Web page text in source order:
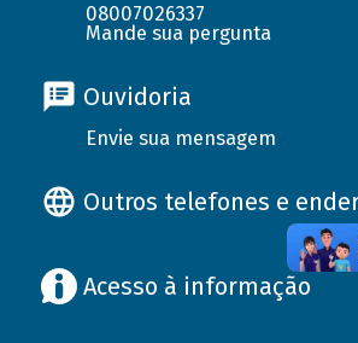
08007026337
Mande sua pergunta
Ouvidoria
Envie sua mensagem
Outros telefones e
Acesso à informação